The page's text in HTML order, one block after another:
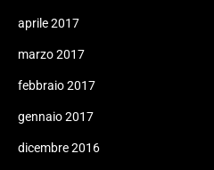
aprile 2017
marzo 2017
febbraio 2017
gennaio 2017
dicembre 2016